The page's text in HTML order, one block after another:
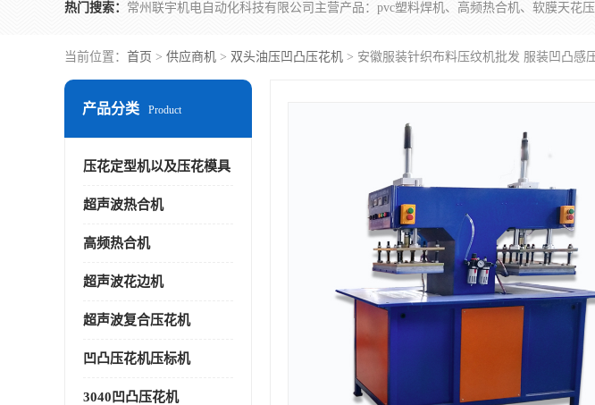
热门搜索：
当前位置： 首页 > 供应商机 > 双头油压凹凸压花机 > 安徽服装针织布料压纹机批发 服装凹凸感
产品分类 Product
压花定型机以及压花模具
超声波热合机
高频热合机
超声波花边机
超声波复合压花机
凹凸压花机压标机
3040凹凸压花机